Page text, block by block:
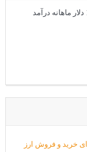
سفیر کوینکس شوید و تا 💸 1200 دلار ماهانه درآمد